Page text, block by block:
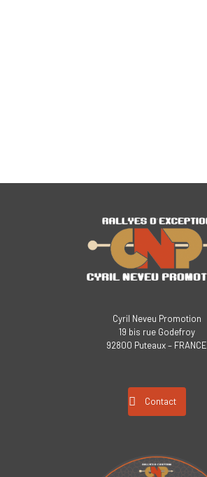
Cyril Neveu Promotion
19 bis rue Godefroy
92800 Puteaux – FRANCE
Contact